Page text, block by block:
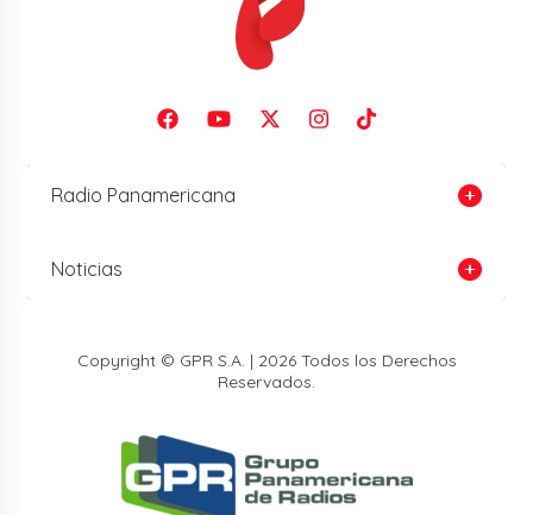
Radio Panamericana
Noticias
Copyright © GPR S.A. | 2026 Todos los Derechos
Reservados.